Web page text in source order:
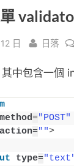
日 By
日落
中包含一個
method="POST"
action="">
type=